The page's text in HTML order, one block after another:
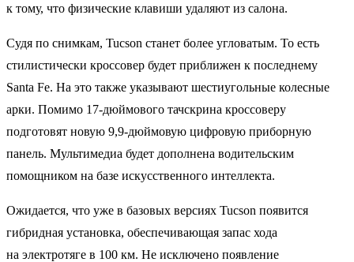
к тому, что физические клавиши удаляют из салона.
Судя по снимкам, Tucson станет более угловатым. То есть
стилистически кроссовер будет приближен к последнему
Santa Fe. На это также указывают шестиугольные колесные
арки. Помимо 17-дюймового тачскрина кроссоверу
подготовят новую 9,9-дюймовую цифровую приборную
панель. Мультимедиа будет дополнена водительским
помощником на базе искусственного интеллекта.
Ожидается, что уже в базовых версиях Tucson появится
гибридная установка, обеспечивающая запас хода
на электротяге в 100 км. Не исключено появление